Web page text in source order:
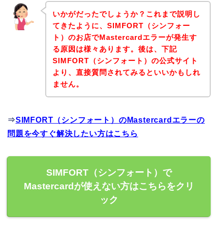
いかがだったでしょうか？これまで説明し
てきたように、SIMFORT（シンフォー
ト）のお店でMastercardエラーが発生す
る原因は様々あります。後は、下記
SIMFORT（シンフォート）の公式サイト
より、直接質問されてみるといいかもしれ
ません。
⇒SIMFORT（シンフォート）のMastercardエラーの
問題を今すぐ解決したい方はこちら
SIMFORT（シンフォート）で
Mastercardが使えない方はこちらをクリ
ック